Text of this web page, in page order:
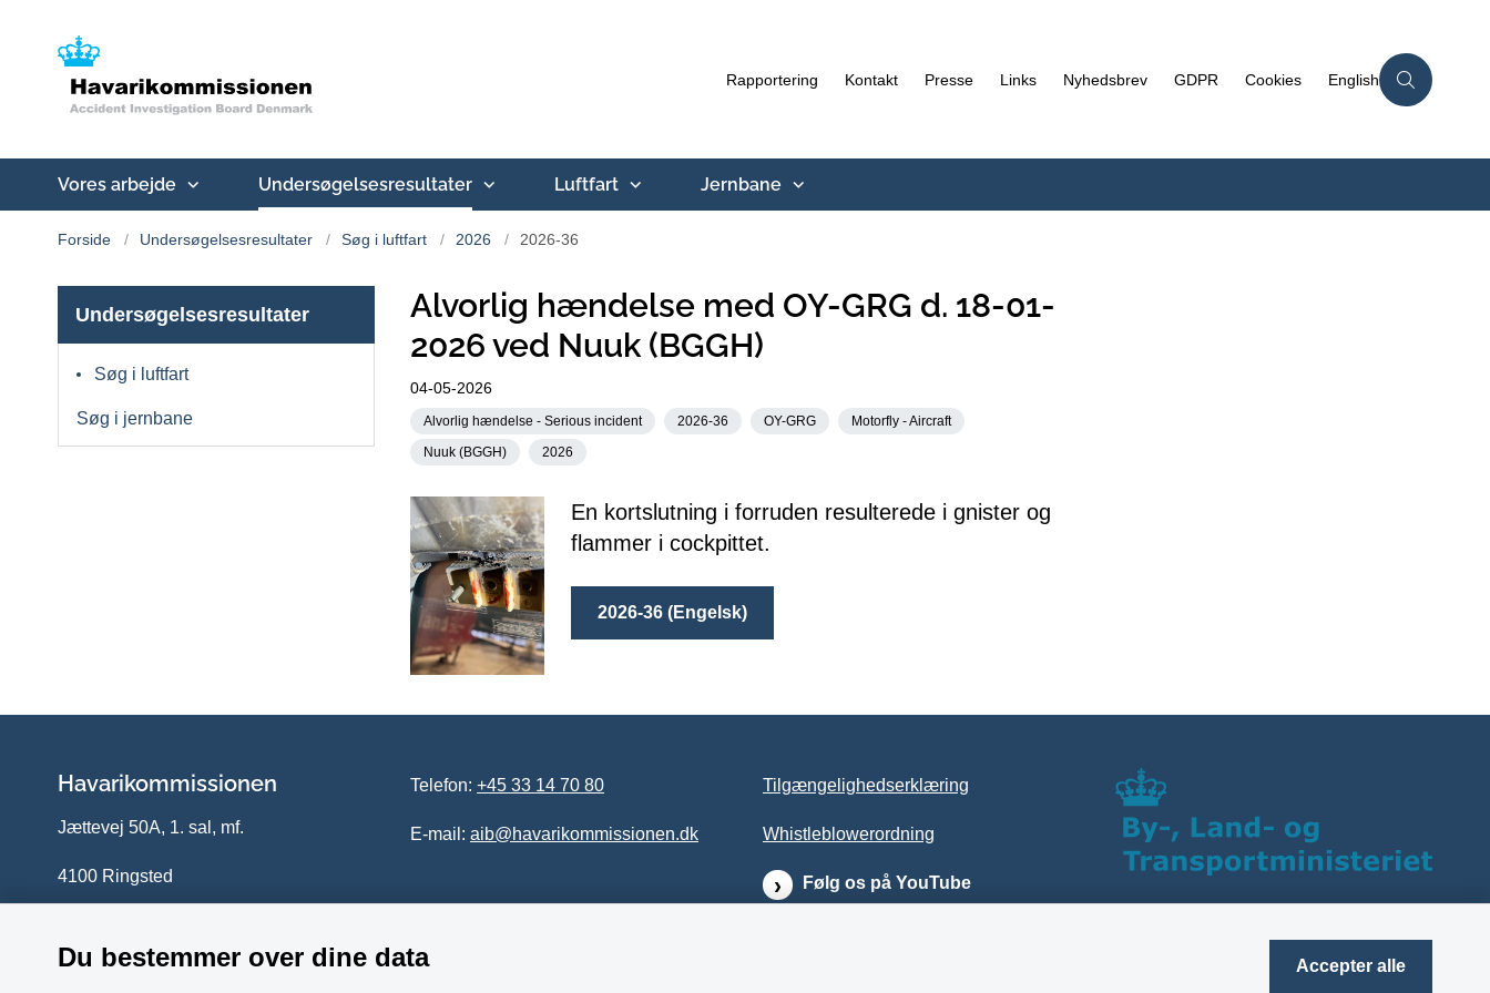
Rapportering Kontakt Presse Links Nyhedsbrev GDPR Cookies English
Vores arbejde Undersøgelsesresultater Luftfart Jernbane
Forside Undersøgelsesresultater Søg i luftfart 2026 2026-36
Undersøgelsesresultater
Søg i luftfart
Søg i jernbane
Alvorlig hændelse med OY-GRG d. 18-01-
2026 ved Nuuk (BGGH)
04-05-2026
Alvorlig hændelse - Serious incident 2026-36 OY-GRG
Motorfly - Aircraft
Nuuk (BGGH)
2026
En kortslutning i forruden resulterede i gnister og
flammer i cockpittet.
2026-36 (Engelsk)
Havarikommissionen
Jættevej 50A, 1. sal, mf.
4100 Ringsted
Telefon: +45 33 14 70 80
E-mail: aib@havarikommissionen.dk
Tilgængelighedserklæring
Whistleblowerordning
Følg os på YouTube
Du bestemmer over dine data Accepter alle